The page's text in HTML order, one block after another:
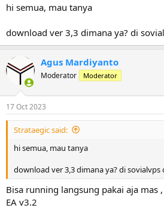
hi semua, mau tanya
download ver 3,3 dimana ya? di
Agus Mardiyanto
Moderator Moderator
17 Oct 2023
Strataegic said:
hi semua, mau tanya
download ver 3,3 dimana ya? di sovialvps
Bisa running langsung pakai aja mas
EA v3.2